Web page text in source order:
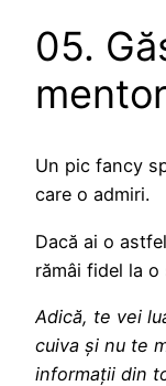
05.
mentor
Un pic fancy
care o admiri.
Dacă ai o
rămâi fidel la
Adică, te vei
cuiva și nu te
informații din